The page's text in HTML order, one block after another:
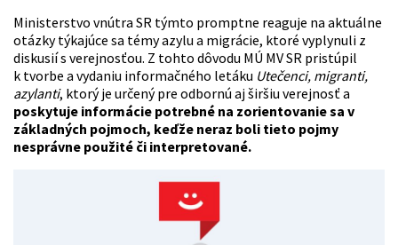
Ministerstvo vnútra SR týmto promptne reaguje na aktuálne
otázky týkajúce sa témy azylu a migrácie, ktoré vyplynuli z
diskusií s verejnosťou. Z tohto dôvodu MÚ MV SR pristúpil
k tvorbe a vydaniu informačného letáku Utečenci, migranti,
azylanti, ktorý je určený pre odbornú aj širšiu verejnosť a
poskytuje informácie potrebné na zorientovanie sa v
základných pojmoch, keďže neraz boli tieto pojmy
nesprávne použité či interpretované.